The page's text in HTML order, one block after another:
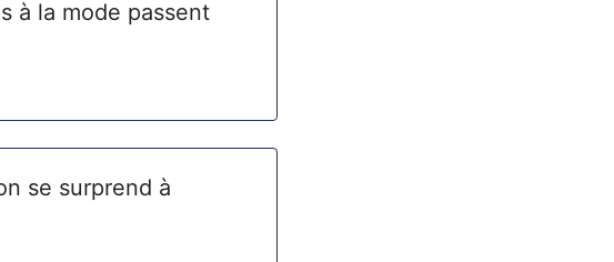
à la mode passent
se surprend à